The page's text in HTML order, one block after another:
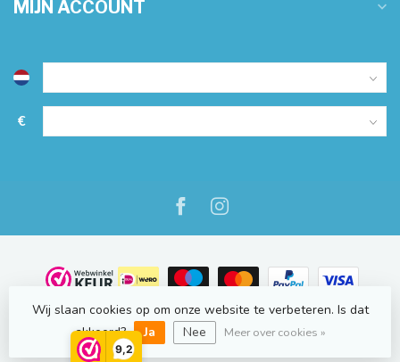
9,2
MIJN ACCOUNT
€
© Copyright 2026 NauticOnline.nl- Powered byLightspeed-
Lightspeed design
Dyvelopment
Wij slaan cookies op om onze website te verbeteren. Is dat
akkoord?
Ja Nee Meer over cookies »